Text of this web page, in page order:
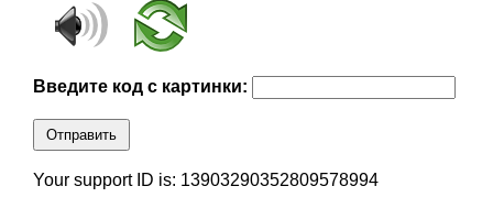
Введите код с картинки:
Отправить
Your support ID is: 13903290352809578994